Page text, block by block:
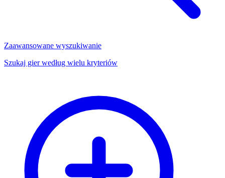
Zaawansowane wyszukiwanie
Szukaj gier według wielu kryteriów